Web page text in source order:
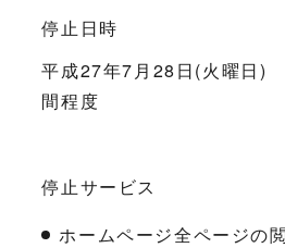
停止日時
平成27年7月28日(火曜日)
間程度
停止サービス
ホームページ全ページの